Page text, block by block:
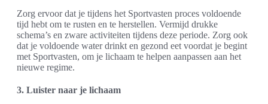
Zorg ervoor dat je tijdens het Sportvasten proces voldoende
tijd hebt om te rusten en te herstellen. Vermijd drukke
schema’s en zware activiteiten tijdens deze periode. Zorg ook
dat je voldoende water drinkt en gezond eet voordat je begint
met Sportvasten, om je lichaam te helpen aanpassen aan het
nieuwe regime.
3. Luister naar je lichaam